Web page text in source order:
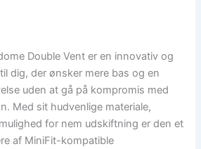
Double Vent er en innovativ og
dig, der ønsker mere bas og en
uden at gå på kompromis med
Med sit hudvenlige materiale,
for nem udskiftning er den et
af MiniFit-kompatible